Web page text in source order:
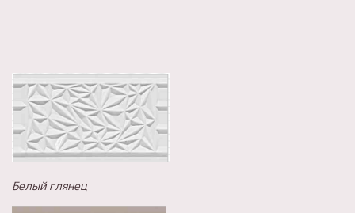
Белый глянец